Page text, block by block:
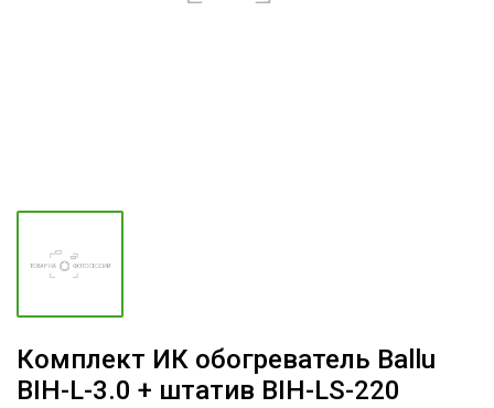
Комплект ИК обогреватель Ballu
BIH-L-3.0 + штатив BIH-LS-220